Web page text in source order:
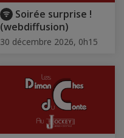
Soirée surprise !
(webdiffusion)
30 décembre 2026, 0h15